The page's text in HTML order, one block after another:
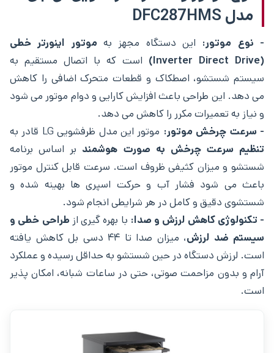
مدل DFC287HMS
- نوع موتور: این دستگاه مجهز به موتور اینورتر خطی
(Inverter Direct Drive)
است که با اتصال مستقیم به
سیستم شستشو، اصطکاک و قطعات متحرک اضافی را کاهش
می ‌دهد. این طراحی باعث افزایش کارایی و دوام موتور می ‌شود
و نیاز به تعمیرات مکرر را کاهش می ‌دهد.
- سرعت چرخش موتور: موتور این مدل ظرفشویی LG قادر به
تنظیم سرعت چرخش به صورت هوشمند بر اساس برنامه
شستشو و میزان کثیفی ظروف است. سرعت قابل کنترل موتور
باعث می ‌شود فشار آب و حرکت اسپری‌ ها بهینه شده و
شستشوی دقیق و کامل در هر شرایطی انجام شود.
- تکنولوژی کاهش لرزش و صدا: با بهره‌ گیری از طراحی خطی و
سیستم ضد لرزش
، میزان صدا تا ۴۴ دسی‌ بل کاهش یافته
است. لرزش دستگاه در حین شستشو به حداقل رسیده و عملکرد
آرام و بدون مزاحمت صوتی، حتی در ساعات شبانه، امکان ‌پذیر
است.